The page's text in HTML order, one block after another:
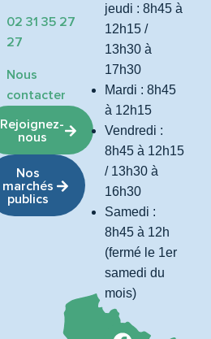
02 31 35 27
27
Nous
contacter
Rejoignez-
nous
Nos
marchés
publics
jeudi : 8h45 à
12h15 /
13h30 à
17h30
Mardi : 8h45
à 12h15
Vendredi :
8h45 à 12h15
/ 13h30 à
16h30
Samedi :
8h45 à 12h
(fermé le 1er
samedi du
mois)